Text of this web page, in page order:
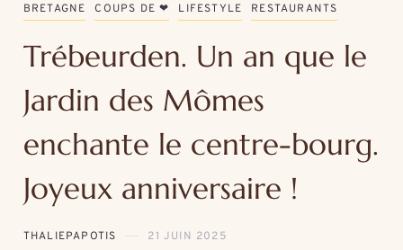
BRETAGNE COUPS DE ❤ LIFESTYLE RESTAURANTS
Trébeurden. Un an que le
Jardin des Mômes
enchante le centre-bourg.
Joyeux anniversaire !
THALIEPAPOTIS 21 JUIN 2025